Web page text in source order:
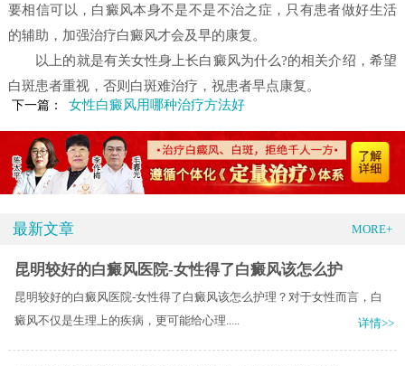
要相信可以，白癜风本身不是不是不治之症，只有患者做好生活
的辅助，加强治疗白癜风才会及早的康复。
以上的就是有关女性身上长白癜风为什么?的相关介绍，希望
白斑患者重视，否则白斑难治疗，祝患者早点康复。
下一篇： 女性白癜风用哪种治疗方法好
最新文章 MORE+
昆明较好的白癜风医院-女性得了白癜风该怎么护
昆明较好的白癜风医院-女性得了白癜风该怎么护理？对于女性而言，白
癜风不仅是生理上的疾病，更可能给心理.....
详情>>